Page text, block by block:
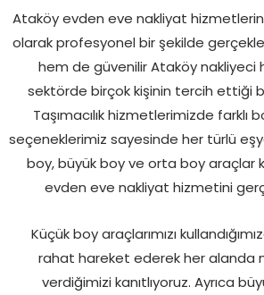
Ataköy evden eve nakliyat
olarak profesyonel bir şekilde
hem de güvenilir Ataköy nakliyeci
sektörde birçok kişinin tercih ettiği
Taşımacılık hizmetlerimizde farklı
seçeneklerimiz sayesinde her türlü
boy, büyük boy ve orta boy araçlar
evden eve nakliyat hizmetini
Küçük boy araçlarımızı
rahat hareket ederek her alanda
verdiğimizi kanıtlıyoruz. Ayrıca